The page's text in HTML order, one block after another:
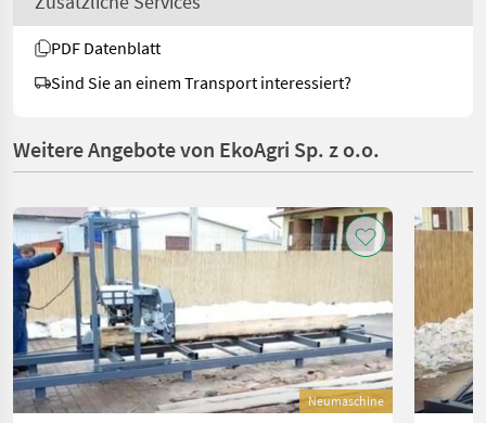
PDF Datenblatt
Sind Sie an einem Transport interessiert?
Weitere Angebote von EkoAgri Sp. z o.o.
Neumaschine